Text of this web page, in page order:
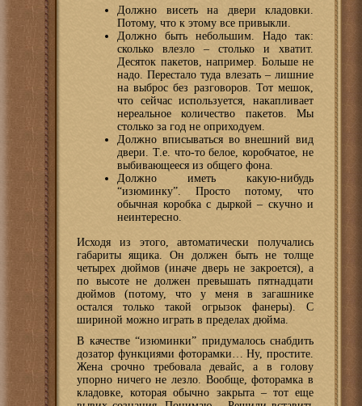
Должно висеть на двери кладовки.
Потому, что к этому все привыкли.
Должно быть небольшим. Надо так:
сколько влезло – столько и хватит.
Десяток пакетов, например. Больше не
надо. Перестало туда влезать – лишние
на выброс без разговоров. Тот мешок,
что сейчас используется, накапливает
нереальное количество пакетов. Мы
столько за год не оприходуем.
Должно вписываться во внешний вид
двери. Т.е. что-то белое, коробчатое, не
выбивающееся из общего фона.
Должно иметь какую-нибудь
“изюминку”. Просто потому, что
обычная коробка с дыркой – скучно и
неинтересно.
Исходя из этого, автоматически получались
габариты ящика. Он должен быть не толще
четырех дюймов (иначе дверь не закроется), а
по высоте не должен превышать пятнадцати
дюймов (потому, что у меня в загашнике
остался только такой огрызок фанеры). С
шириной можно играть в пределах дюйма.
В качестве “изюминки” придумалось снабдить
дозатор функциями фоторамки… Ну, простите.
Жена срочно требовала девайс, а в голову
упорно ничего не лезло. Вообще, фоторамка в
кладовке, которая обычно закрыта – тот еще